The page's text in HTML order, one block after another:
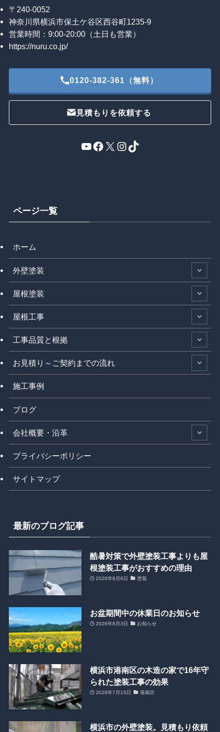
〒240-0052
神奈川県横浜市保土ケ谷区西谷町1235-9
営業時間：9:00-20:00（土日も営業）
https://nuru.co.jp/
0120-382-361（無料）
見積もりを依頼する
YouTube
Facebook
X Instagram
TikTok
ページ一覧
ホーム
外壁塗装
屋根塗装
屋根工事
工事品質と根拠
お見積り～ご契約までの流れ
施工事例
ブログ
会社概要・沿革
プライバシーポリシー
サイトマップ
最新のブログ記事
酷暑対策で外壁塗装工事よりも屋
根塗装工事がおすすめの理由
2026年8月6日 塗装
お盆期間中の休業日のお知らせ
2026年8月3日 お知らせ
横浜市港南区の木造の家で16年守
られた塗装工事の効果
2026年7月15日 港南区
横浜市の外壁塗装。見積もり依頼